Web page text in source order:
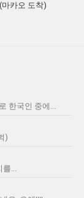
마카오 도착)
한국인 중에...
)
를...